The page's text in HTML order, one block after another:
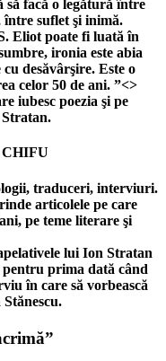
facă o legătură între
între suflet şi inimă.
Eliot poate fi luată în
ironia este abia
desăvârşire. Este o
celor 50 de ani. ”<>
iubesc poezia şi pe
CHIFU
traduceri, interviuri.
articolele pe care
pe teme literare şi
lui Ion Stratan
prima dată când
în care să vorbească